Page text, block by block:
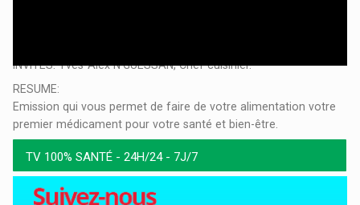
INVITES: Yves-Alex N'GUESSAN, Chef cuisinier.
RESUME:
Emission qui vous permet de faire de votre alimentation votre
premier médicament pour votre santé et bien-être.
TV 100% SANTÉ - 24H/24 - 7J/7